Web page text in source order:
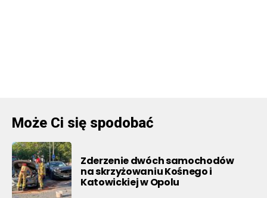
Może Ci się spodobać
Zderzenie dwóch samochodów
na skrzyżowaniu Kośnego i
Katowickiej w Opolu